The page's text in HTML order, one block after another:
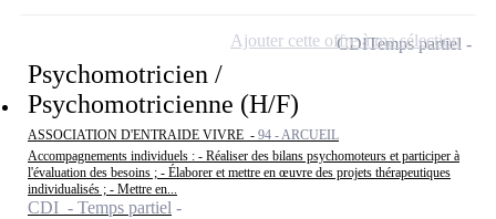
Psychomotricien /
Psychomotricienne (H/F)
ASSOCIATION D'ENTRAIDE VIVRE - 94 - ARCUEIL
Accompagnements individuels : - Réaliser des bilans psychomoteurs et participer à
l'évaluation des besoins ; - Élaborer et mettre en œuvre des projets thérapeutiques
individualisés ; - Mettre en...
CDI - Temps partiel
CDITemps partiel
Ajouter cette offre à ma sélection